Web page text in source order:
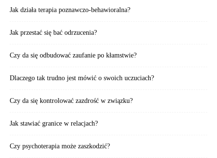
Jak działa terapia poznawczo-behawioralna?
Jak przestać się bać odrzucenia?
Czy da się odbudować zaufanie po kłamstwie?
Dlaczego tak trudno jest mówić o swoich uczuciach?
Czy da się kontrolować zazdrość w związku?
Jak stawiać granice w relacjach?
Czy psychoterapia może zaszkodzić?